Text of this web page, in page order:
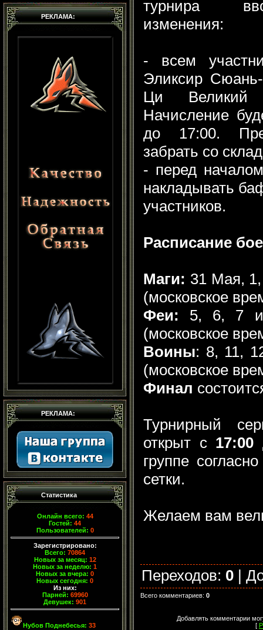
РЕКЛАМА:
РЕКЛАМА:
Статистика
Онлайн всего: 44
Гостей: 44
Пользователей: 0
Зарегистрировано:
Всего: 70864
Новых за месяц: 12
Новых за неделю: 1
Новых за вчера: 0
Новых сегодня: 0
Из них:
Парней: 69960
Девушек: 901
Нубов Поднебесья: 33
турнира
изменения:
- всем
Эликсир
Ци
Начисление
до 17:00.
забрать со
- перед
накладывать
участников.
Расписание
Маги: 31 Мая,
(московское
Феи: 5, 6, 7
(московское
Воины: 8, 11,
(московское
Финал
Турнирный
открыт с 17:00
группе
сетки.
Желаем вам
Переходов: 0 |
Всего комментариев: 0
Добавлять комментарии
[